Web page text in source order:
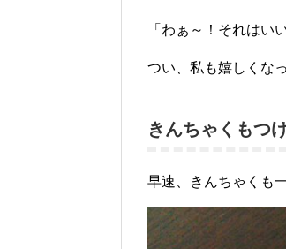
「わぁ～！それはい
つい、私も嬉しくな
きんちゃくもつ
早速、きんちゃくも